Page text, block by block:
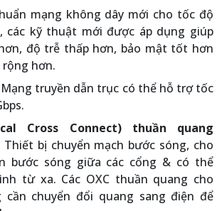
mạng không dây mới cho tốc độ
các kỹ thuật mới được áp dụng giúp
độ trễ thấp hơn, bảo mật tốt hơn
rộng hơn.
Mạng truyền dẫn trục có thể hỗ trợ tốc
Cross Connect) thuần quang
Thiết bị chuyển mạch bước sóng, cho
bước sóng giữa các cổng & có thể
từ xa. Các OXC thuần quang cho
cần chuyển đổi quang sang điện để